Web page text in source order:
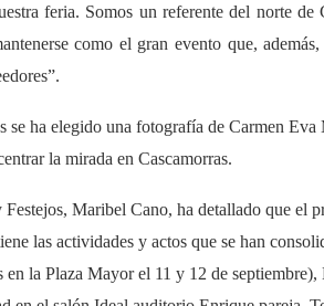
feria. Somos un referente del norte
como el gran evento que,
se ha elegido una fotografía de Carmen
la mirada en Cascamorras.
Maribel Cano, ha detallado que el
las actividades y actos que se han
en la Plaza Mayor el 11 y 12 de